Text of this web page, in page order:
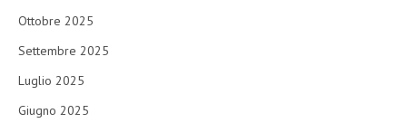
Ottobre 2025
Settembre 2025
Luglio 2025
Giugno 2025